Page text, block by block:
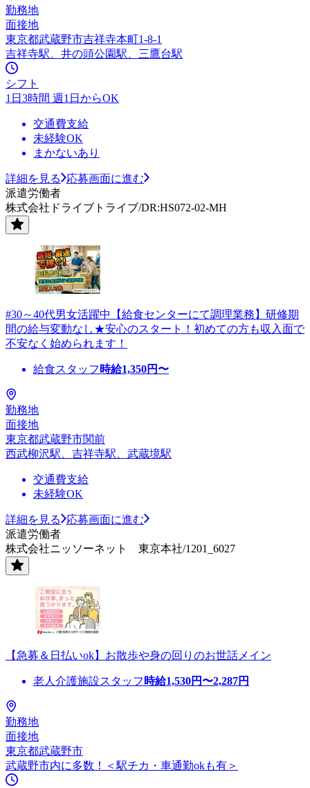
勤務地
面接地
東京都武蔵野市吉祥寺本町1-8-1
吉祥寺駅、井の頭公園駅、三鷹台駅
シフト
1日3時間 週1日からOK
交通費支給
未経験OK
まかないあり
詳細を見る
応募画面に進む
派遣労働者
株式会社ドライブトライブ/DR:HS072-02-MH
#30～40代男女活躍中【給食センターにて調理業務】研修期
間の給与変動なし★安心のスタート！初めての方も収入面で
不安なく始められます！
給食スタッフ 時給1,350円〜
勤務地
面接地
東京都武蔵野市関前
西武柳沢駅、吉祥寺駅、武蔵境駅
交通費支給
未経験OK
詳細を見る
応募画面に進む
派遣労働者
株式会社ニッソーネット 東京本社/1201_6027
【急募＆日払いok】お散歩や身の回りのお世話メイン
老人介護施設スタッフ 時給1,530円〜2,287円
勤務地
面接地
東京都武蔵野市
武蔵野市内に多数！＜駅チカ・車通勤okも有＞